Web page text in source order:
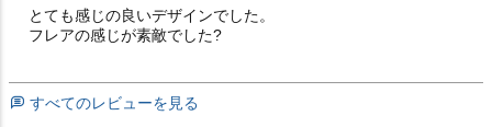
とても感じの良いデザインでした。
フレアの感じが素敵でした?
すべてのレビューを見る